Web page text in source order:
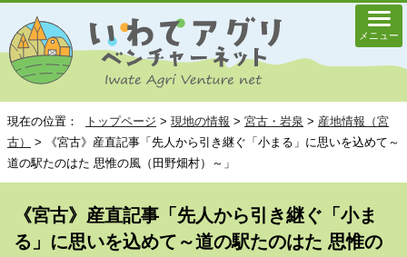
メニュー
現在の位置： トップページ > 現地の情報 > 宮古・岩泉 > 産地情報（宮
古）
> 《宮古》産直記事「先人から引き継ぐ「小まる」に思いを込めて～
道の駅たのはた 思惟の風（田野畑村）～」
《宮古》産直記事「先人から引き継ぐ「小ま
る」に思いを込めて～道の駅たのはた 思惟の